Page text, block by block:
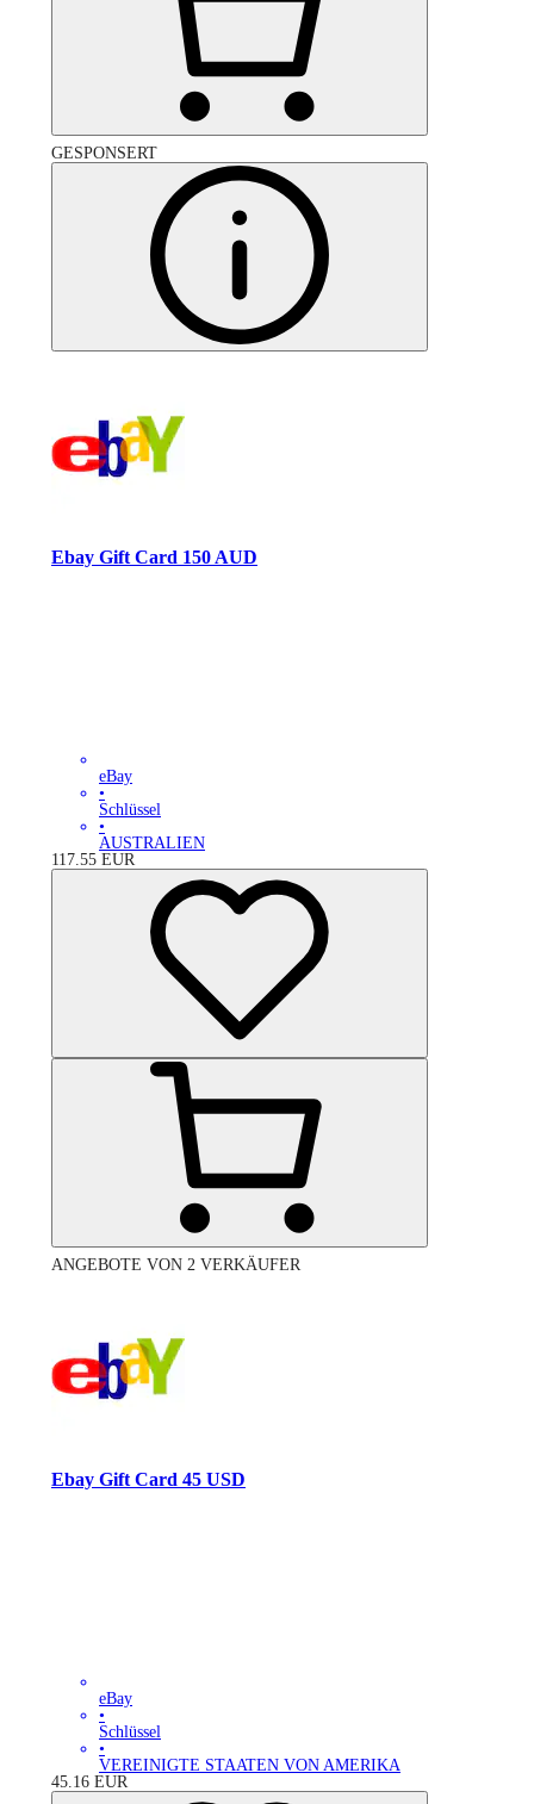
GESPONSERT
Ebay Gift Card 150 AUD
eBay
•
Schlüssel
•
AUSTRALIEN
117.55 EUR
ANGEBOTE VON 2 VERKÄUFER
Ebay Gift Card 45 USD
eBay
•
Schlüssel
•
VEREINIGTE STAATEN VON AMERIKA
45.16 EUR